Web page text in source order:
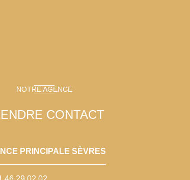
NOTRE AGENCE
CONTACT
PRINCIPALE SÈVRES